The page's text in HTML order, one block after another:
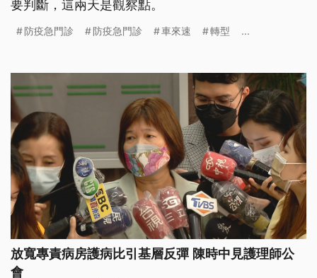
要判斷，這兩天是觀察點。
防疫急門診 防疫急門診 車來速 轉型 ...
放寬專責病房護病比引基層反彈 陳時中見護理師公
會